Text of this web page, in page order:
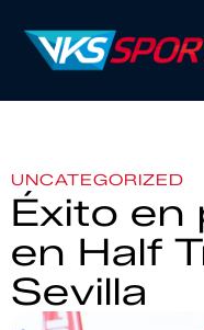
UNCATEGORIZED
Éxito en
en Half
Sevilla